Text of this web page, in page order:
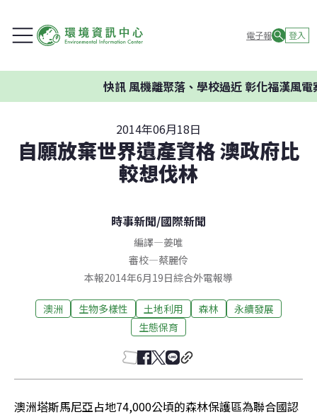
電子報 登入
快訊風機離聚落、學校過近 彰化福漢風電案
2014年06月18日
自願放棄世界遺產資格 澳政府比
較想伐林
時事新聞/國際新聞
編譯—姜唯
審校—蔡麗伶
本報2014年6月19日綜合外電報導
澳洲 生物多樣性 土地利用 森林
永續發展
生態保育
澳洲塔斯馬尼亞占地74,000公頃的森林保護區為聯合國認